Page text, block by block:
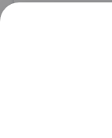
В статье
выделим
учитывать